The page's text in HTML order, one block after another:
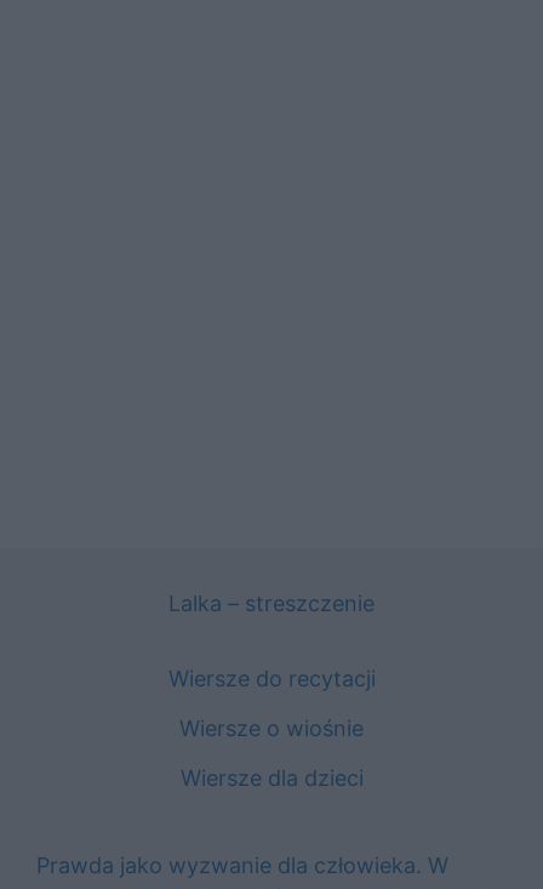
Lalka – streszczenie
Wiersze do recytacji
Wiersze o wiośnie
Wiersze dla dzieci
Prawda jako wyzwanie dla człowieka. W